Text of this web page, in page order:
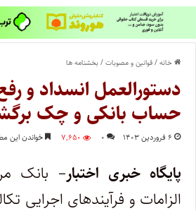
خانه/قوانین و مصوبات/بخشنامه ها
دستورالعمل انسداد و
حساب بانکی و چک
۶ فروردین ۱۴۰۳ ۰ ۷,۶۵۰ خواندن این مطلب ۳ دقیقه
پایگاه خبری اختبار– بانک
الزامات و فرآیندهای اجرایی